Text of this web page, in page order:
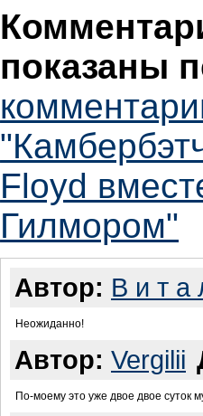
показаны
Floyd
Гилмором"
Автор: В и т а
Неожиданно!
Автор: Vergilii
По-моему это уже двое двое суток